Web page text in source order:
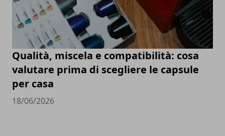
Qualità, miscela e compatibilità: cosa
valutare prima di scegliere le capsule
per casa
18/06/2026